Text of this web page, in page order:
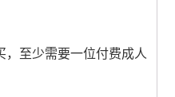
，至少需要一位付费成人